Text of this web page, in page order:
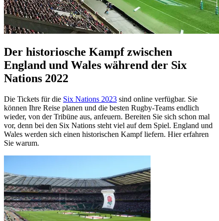
Der historiosche Kampf zwischen
England und Wales während der Six
Nations 2022
Die Tickets für die Six Nations 2023 sind online verfügbar. Sie
können Ihre Reise planen und die besten Rugby-Teams endlich
wieder, von der Tribüne aus, anfeuern. Bereiten Sie sich schon mal
vor, denn bei den Six Nations steht viel auf dem Spiel. England und
Wales werden sich einen historischen Kampf liefern. Hier erfahren
Sie warum.